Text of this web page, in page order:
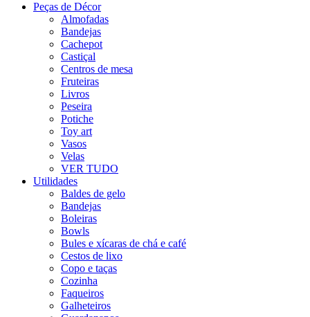
Peças de Décor
Almofadas
Bandejas
Cachepot
Castiçal
Centros de mesa
Fruteiras
Livros
Peseira
Potiche
Toy art
Vasos
Velas
VER TUDO
Utilidades
Baldes de gelo
Bandejas
Boleiras
Bowls
Bules e xícaras de chá e café
Cestos de lixo
Copo e taças
Cozinha
Faqueiros
Galheteiros